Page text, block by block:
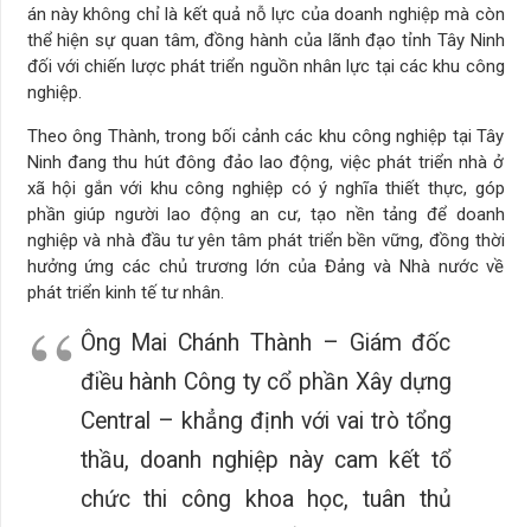
án này không chỉ là kết quả nỗ lực của doanh nghiệp mà còn
thể hiện sự quan tâm, đồng hành của lãnh đạo tỉnh Tây Ninh
đối với chiến lược phát triển nguồn nhân lực tại các khu công
nghiệp.
Theo ông Thành, trong bối cảnh các khu công nghiệp tại Tây
Ninh đang thu hút đông đảo lao động, việc phát triển nhà ở
xã hội gắn với khu công nghiệp có ý nghĩa thiết thực, góp
phần giúp người lao động an cư, tạo nền tảng để doanh
nghiệp và nhà đầu tư yên tâm phát triển bền vững, đồng thời
hưởng ứng các chủ trương lớn của Đảng và Nhà nước về
phát triển kinh tế tư nhân.
Ông Mai Chánh Thành – Giám đốc
điều hành Công ty cổ phần Xây dựng
Central – khẳng định với vai trò tổng
thầu, doanh nghiệp này cam kết tổ
chức thi công khoa học, tuân thủ